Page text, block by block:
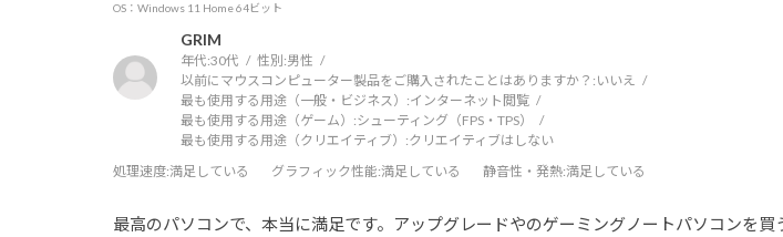
OS：Windows 11 Home 64ビット
GRIM
年代:30代 性別:男性
以前にマウスコンピューター製品をご購入されたことはありますか？: いいえ
最も使用する用途（一般・ビジネス）:インターネット閲覧
最も使用する用途（ゲーム）:シューティング（FPS・TPS）
最も使用する用途（クリエイティブ）:クリエイティブはしない
処理速度:満足している グラフィック性能:満足している 静音性・発熱:満足している
最高のパソコンで、本当に満足です。アップグレードやのゲーミングノートパソコンを